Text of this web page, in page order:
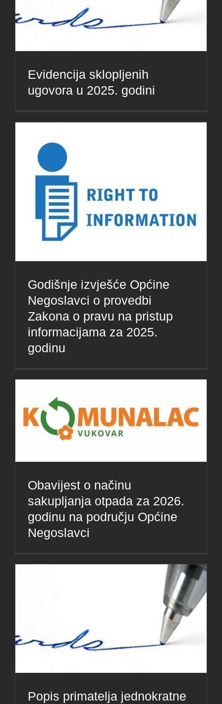
Evidencija sklopljenih
ugovora u 2025. godini
Godišnje izvješće Općine
Negoslavci o provedbi
Zakona o pravu na pristup
informacijama za 2025.
godinu
Obavijest o načinu
sakupljanja otpada za 2026.
godinu na području Općine
Negoslavci
Popis primatelja jednokratne